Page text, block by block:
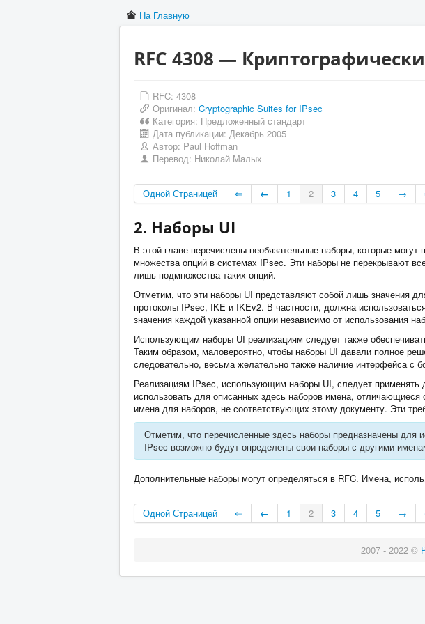
На Главную
RFC 4308 —
RFC: 4308
Оригинал: Cryptographic Suites for IPsec
Категория: Предложенный стандарт
Дата публикации: Декабрь 2005
Автор: Paul Hoffman
Перевод: Николай Малых
Одной Страницей ⇐ ← 1 2 3 4 5 →
2. Наборы UI
В этой главе перечислены необязательные наборы, которые
множества опций в системах IPsec. Эти наборы не перекрывают
лишь подмножества таких опций.
Отметим, что эти наборы UI представляют собой лишь значения
протоколы IPsec, IKE и IKEv2. В частности, должна
значения каждой указанной опции независимо от использования
Использующим наборы UI реализациям следует также
Таким образом, маловероятно, чтобы наборы UI давали полное
следовательно, весьма желательно также наличие интерфейса с
Реализациям IPsec, использующим наборы UI, следует
использовать для описанных здесь наборов имена,
имена для наборов, не соответствующих этому документу. Эти
Отметим, что перечисленные здесь наборы предназначены для
IPsec возможно будут определены свои наборы с другими
Дополнительные наборы могут определяться в RFC. Имена,
Одной Страницей ⇐ ← 1 2 3 4 5 →
2007 - 2022 ©